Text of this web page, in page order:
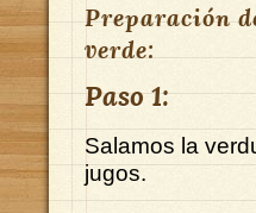
Preparación
verde:
Paso 1:
Salamos la
jugos.